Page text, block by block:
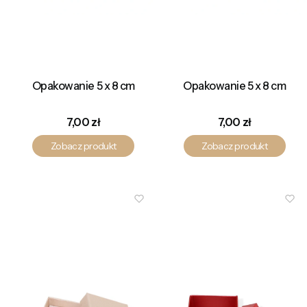
Opakowanie 5 x 8 cm
Cena
7,00 zł
Zobacz produkt
Opakowanie 5 x 8 cm
Cena
7,00 zł
Zobacz produkt